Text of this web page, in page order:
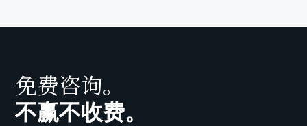
免费咨询。
不赢不收费。